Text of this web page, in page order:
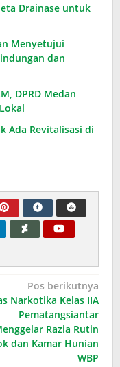
Drainase untuk
Menyetujui
dan
DPRD Medan
Ada Revitalisasi di
Pos berikutnya
Narkotika Kelas IIA
Pematangsiantar
Razia Rutin
dan Kamar Hunian
WBP